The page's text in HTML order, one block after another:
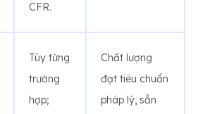
CFR.
Tùy từng
trường
hợp;
Chất lượng
đạt tiêu chuẩn
pháp lý, sẵn